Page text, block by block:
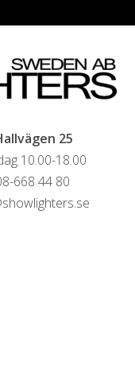
25
10.00-18.00
668 44 80